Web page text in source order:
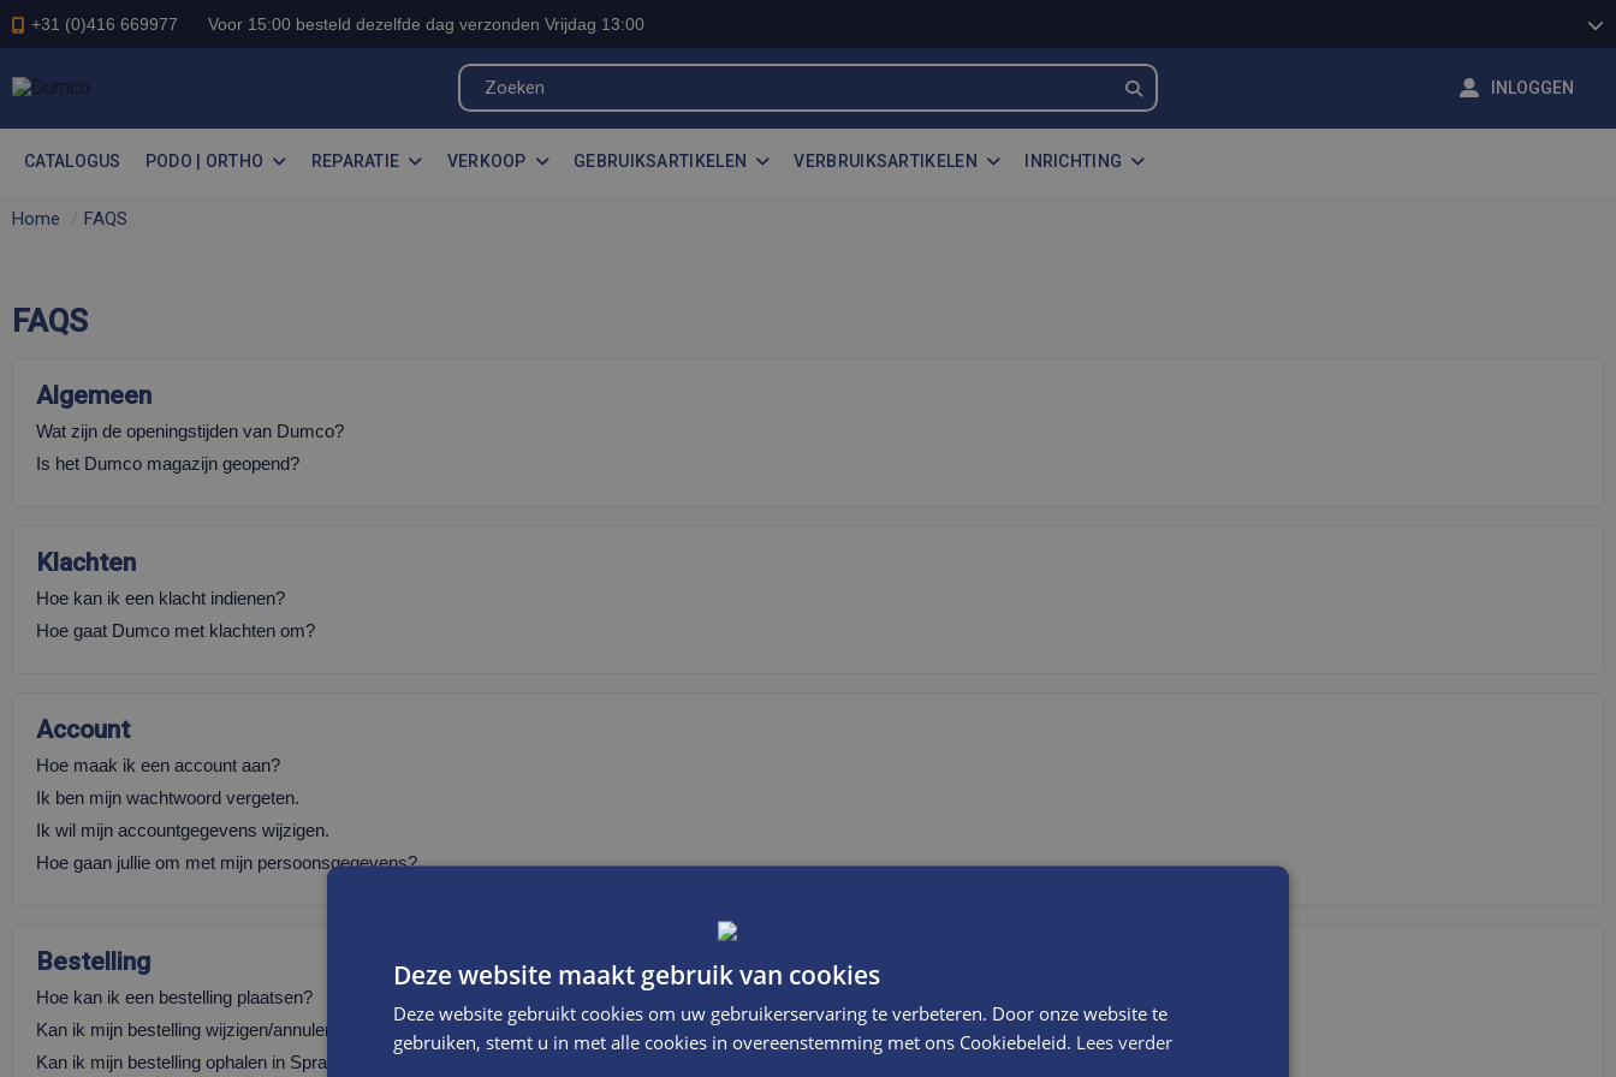
+31 (0)416 669977 Voor 15:00 besteld dezelfde dag verzonden Vrijdag 13:00
INLOGGEN
CATALOGUS PODO | ORTHO REPARATIE VERKOOP GEBRUIKSARTIKELEN VERBRUIKSARTIKELEN INRICHTING
Home FAQS
FAQS
Algemeen
Wat zijn de openingstijden van Dumco?
Is het Dumco magazijn geopend?
Klachten
Hoe kan ik een klacht indienen?
Hoe gaat Dumco met klachten om?
Account
Hoe maak ik een account aan?
Ik ben mijn wachtwoord vergeten.
Ik wil mijn accountgegevens wijzigen.
Hoe gaan jullie om met mijn persoonsgegevens?
Bestelling
Hoe kan ik een bestelling plaatsen?
Kan ik mijn bestelling wijzigen/annuleren?
Kan ik mijn bestelling ophalen in Sprang-Capelle?
Deze website maakt gebruik van cookies
Deze website gebruikt cookies om uw gebruikerservaring te verbeteren. Door onze website te
gebruiken, stemt u in met alle cookies in overeenstemming met ons Cookiebeleid. Lees verder